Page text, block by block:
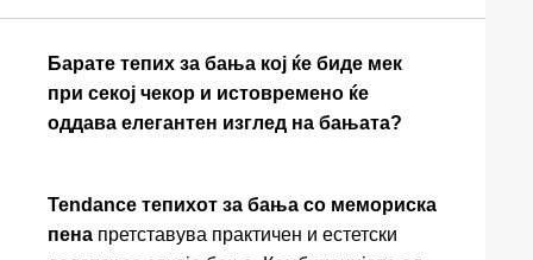
Барате тепих за бања кој ќе биде мек
при секој чекор и истовремено ќе
оддава елегантен изглед на бањата?
Tendance тепихот за бања со мемориска
пена претставува практичен и естетски